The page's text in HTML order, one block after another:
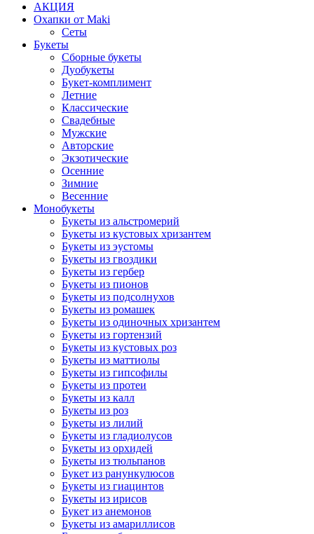
АКЦИЯ
Охапки от Maki
Сеты
Букеты
Сборные букеты
Дуобукеты
Букет-комплимент
Летние
Классические
Свадебные
Мужские
Авторские
Экзотические
Осенние
Зимние
Весенние
Монобукеты
Букеты из альстромерий
Букеты из кустовых хризантем
Букеты из эустомы
Букеты из гвоздики
Букеты из гербер
Букеты из пионов
Букеты из подсолнухов
Букеты из ромашек
Букеты из одиночных хризантем
Букеты из гортензий
Букеты из кустовых роз
Букеты из маттиолы
Букеты из гипсофилы
Букеты из протеи
Букеты из калл
Букеты из роз
Букеты из лилий
Букеты из гладиолусов
Букеты из орхидей
Букеты из тюльпанов
Букет из ранункулюсов
Букеты из гиацинтов
Букеты из ирисов
Букет из анемонов
Букеты из амариллисов